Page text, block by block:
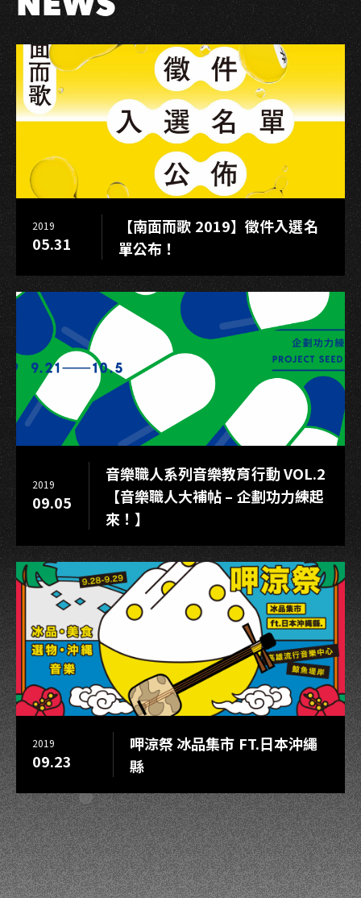
唱
會
樂
團
歌
手
偏
鄉
生
命
經
2019
05.31
【南面而歌 2019】徵件入選名
單公布！
2019
09.05
音樂職人系列音樂教育行動 VOL.2
【音樂職人大補帖 – 企劃功力練起
來！】
2019
09.23
呷涼祭 冰品集市 FT.日本沖繩
縣